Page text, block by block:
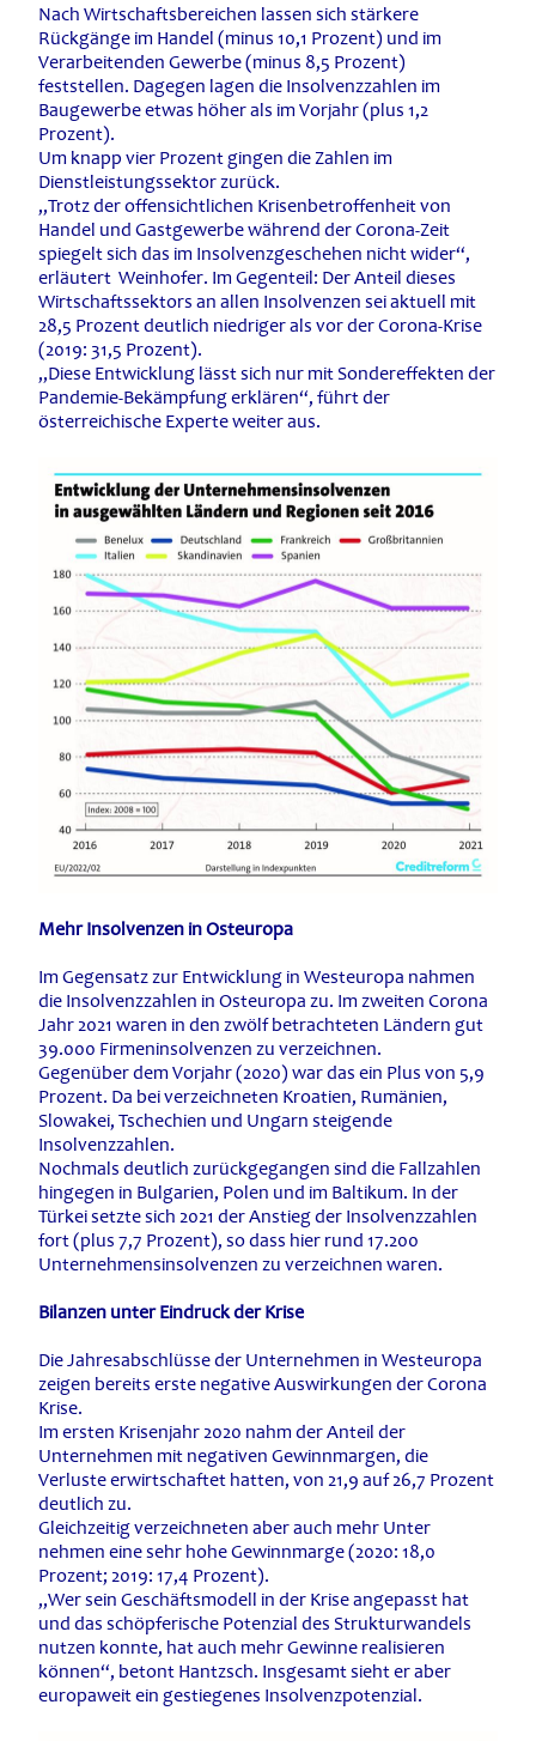
Nach Wirtschaftsbereichen lassen sich stärkere
Rückgänge im Handel (minus 10,1 Prozent) und im
Verarbeitenden Gewerbe (minus 8,5 Prozent)
feststellen. Dagegen lagen die Insolvenzzahlen im
Baugewerbe etwas höher als im Vorjahr (plus 1,2
Prozent).
Um knapp vier Prozent gingen die Zahlen im
Dienstleistungssektor zurück.
„Trotz der offensichtlichen Krisenbetroffenheit von
Handel und Gastgewerbe während der Corona-Zeit
spiegelt sich das im Insolvenzgeschehen nicht wider“,
erläutert Weinhofer. Im Gegenteil: Der Anteil dieses
Wirtschaftssektors an allen Insolvenzen sei aktuell mit
28,5 Prozent deutlich niedriger als vor der Corona-Krise
(2019: 31,5 Prozent).
„Diese Entwicklung lässt sich nur mit Sondereffekten der
Pandemie-Bekämpfung erklären“, führt der
österreichische Experte weiter aus.
Mehr Insolvenzen in Osteuropa
Im Gegensatz zur Entwicklung in Westeuropa nahmen
die Insolvenzzahlen in Osteuropa zu. Im zweiten Corona
Jahr 2021 waren in den zwölf betrachteten Ländern gut
39.000 Firmeninsolvenzen zu verzeichnen.
Gegenüber dem Vorjahr (2020) war das ein Plus von 5,9
Prozent. Da bei verzeichneten Kroatien, Rumänien,
Slowakei, Tschechien und Ungarn steigende
Insolvenzzahlen.
Nochmals deutlich zurückgegangen sind die Fallzahlen
hingegen in Bulgarien, Polen und im Baltikum. In der
Türkei setzte sich 2021 der Anstieg der Insolvenzzahlen
fort (plus 7,7 Prozent), so dass hier rund 17.200
Unternehmensinsolvenzen zu verzeichnen waren.
Bilanzen unter Eindruck der Krise
Die Jahresabschlüsse der Unternehmen in Westeuropa
zeigen bereits erste negative Auswirkungen der Corona
Krise.
Im ersten Krisenjahr 2020 nahm der Anteil der
Unternehmen mit negativen Gewinnmargen, die
Verluste erwirtschaftet hatten, von 21,9 auf 26,7 Prozent
deutlich zu.
Gleichzeitig verzeichneten aber auch mehr Unter
nehmen eine sehr hohe Gewinnmarge (2020: 18,0
Prozent; 2019: 17,4 Prozent).
„Wer sein Geschäftsmodell in der Krise angepasst hat
und das schöpferische Potenzial des Strukturwandels
nutzen konnte, hat auch mehr Gewinne realisieren
können“, betont Hantzsch. Insgesamt sieht er aber
europaweit ein gestiegenes Insolvenzpotenzial.